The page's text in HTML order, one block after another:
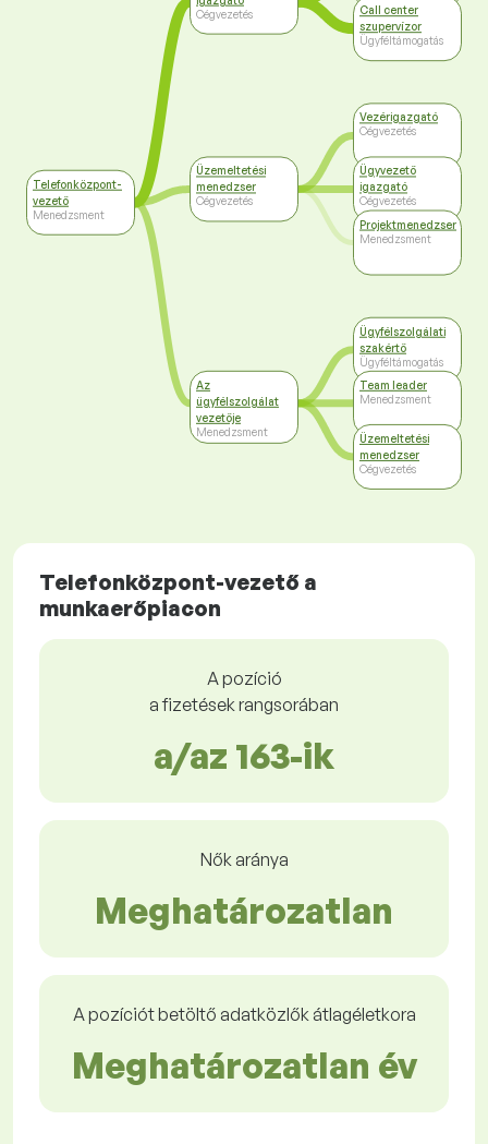
Telefonközpont-
vezető
Menedzsment
Cégvezetés
Üzemeltetési
menedzser
Cégvezetés
Az
ügyfélszolgálat
vezetője
Menedzsment
Call center
szupervízor
Ügyféltámogatás
Vezérigazgató
Cégvezetés
Ügyvezető
igazgató
Cégvezetés
Projektmenedzser
Menedzsment
Ügyfélszolgálati
szakértő
Ügyféltámogatás
Team leader
Menedzsment
Üzemeltetési
menedzser
Cégvezetés
Telefonközpont-vezető a
munkaerőpiacon
A pozíció
a fizetések rangsorában
a/az 163-ik
Nők aránya
Meghatározatlan
A pozíciót betöltő adatközlők átlagéletkora
Meghatározatlan év